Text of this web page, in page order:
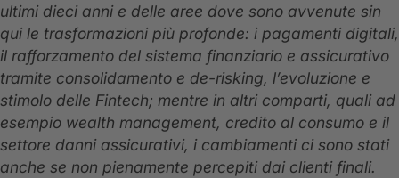
ultimi dieci anni e delle aree dove sono avvenute sin
qui le trasformazioni più profonde: i pagamenti digitali,
il rafforzamento del sistema finanziario e assicurativo
tramite consolidamento e de-risking, l’evoluzione e
stimolo delle Fintech; mentre in altri comparti, quali ad
esempio wealth management, credito al consumo e il
settore danni assicurativi, i cambiamenti ci sono stati
anche se non pienamente percepiti dai clienti finali.